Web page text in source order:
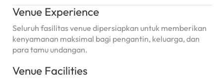
Venue Experience
Seluruh fasilitas venue dipersiapkan untuk memberikan
kenyamanan maksimal bagi pengantin, keluarga, dan
para tamu undangan.
Venue Facilities